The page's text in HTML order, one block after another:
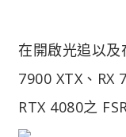
在開啟光追以及
7900 XTX、RX
RTX 4080之